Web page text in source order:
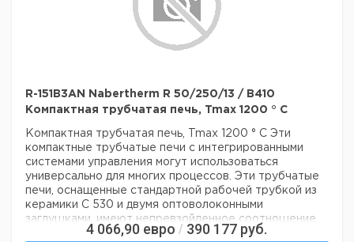
R-151B3AN Nabertherm R 50/250/13 / B410
Компактная трубчатая печь, Tmax 1200 ° C
Компактная трубчатая печь, Tmax 1200 ° C Эти
компактные трубчатые печи с интегрированными
системами управления могут использоваться
универсально для многих процессов. Эти трубчатые
печи, оснащенные стандартной рабочей трубкой из
керамики C 530 и двумя оптоволоконными
заглушками, имеют непревзойденное соотношение
цены и качества.? -? Tmax 1200 ° C или 1300 ° C
4 066,90 евро / 390 177 руб.